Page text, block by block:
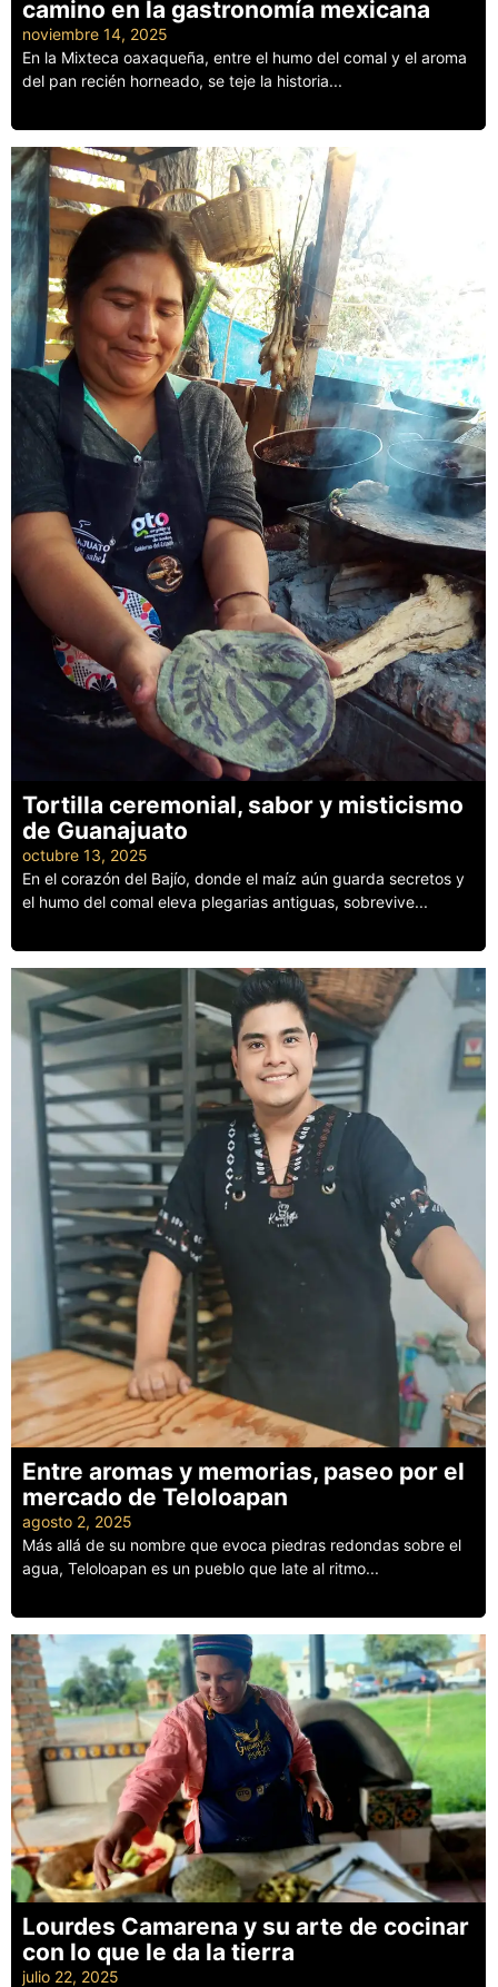
camino en la gastronomía mexicana
noviembre 14, 2025
En la Mixteca oaxaqueña, entre el humo del comal y el aroma
del pan recién horneado, se teje la historia...
Tortilla ceremonial, sabor y misticismo
de Guanajuato
octubre 13, 2025
En el corazón del Bajío, donde el maíz aún guarda secretos y
el humo del comal eleva plegarias antiguas, sobrevive...
Entre aromas y memorias, paseo por el
mercado de Teloloapan
agosto 2, 2025
Más allá de su nombre que evoca piedras redondas sobre el
agua, Teloloapan es un pueblo que late al ritmo...
Lourdes Camarena y su arte de cocinar
con lo que le da la tierra
julio 22, 2025